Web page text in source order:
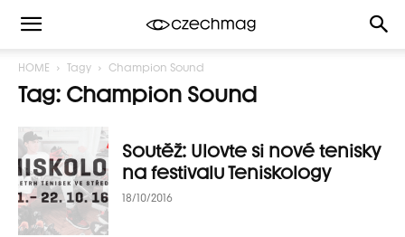
HOME Tagy Champion Sound
Tag: Champion Sound
Soutěž: Ulovte si nové tenisky
na festivalu Teniskology
18/10/2016